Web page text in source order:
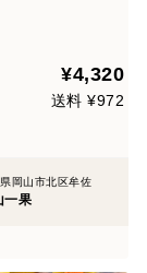
¥4,320
送料 ¥972
岡山市北区牟佐
一果